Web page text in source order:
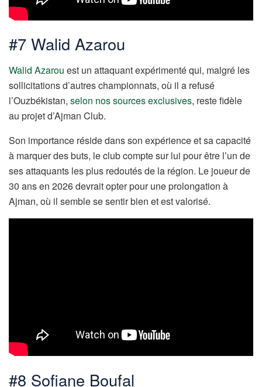
#7 Walid Azarou
Walid Azarou est un attaquant expérimenté qui, malgré les
sollicitations d’autres championnats, où il a refusé
l’Ouzbékistan, selon nos sources exclusives, reste fidèle
au projet d’Ajman Club.
Son importance réside dans son expérience et sa capacité
à marquer des buts, le club compte sur lui pour être l’un de
ses attaquants les plus redoutés de la région. Le joueur de
30 ans en 2026 devrait opter pour une prolongation à
Ajman, où il semble se sentir bien et est valorisé.
#8 Sofiane Boufal